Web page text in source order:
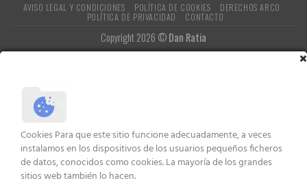
AVISO LEGAL Y CONDICIONES POLÍTICA DE COOKIES DERECHOS ARCO
POLÍTICA DE PRIVACIDAD CONTACTO
Copyright 2026 ©Dan Ratia
Cookies Para que este sitio funcione adecuadamente, a veces
instalamos en los dispositivos de los usuarios pequeños ficheros
de datos, conocidos como cookies. La mayoría de los grandes
sitios web también lo hacen.